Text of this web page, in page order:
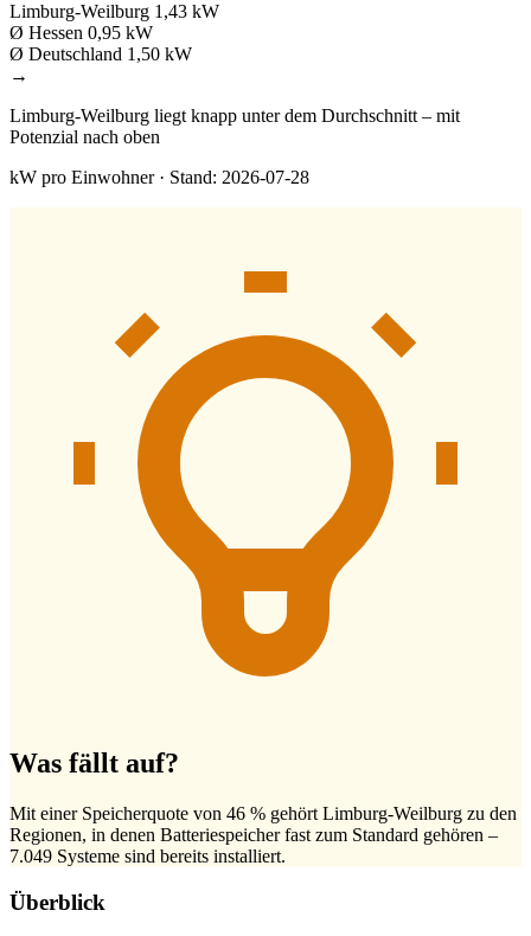
Limburg-Weilburg 1,43 kW
Ø Hessen 0,95 kW
Ø Deutschland 1,50 kW
→
Limburg-Weilburg liegt knapp unter dem Durchschnitt – mit
Potenzial nach oben
kW pro Einwohner · Stand: 2026-07-28
Was fällt auf?
Mit einer Speicherquote von 46 % gehört Limburg-Weilburg zu den
Regionen, in denen Batteriespeicher fast zum Standard gehören –
7.049 Systeme sind bereits installiert.
Überblick